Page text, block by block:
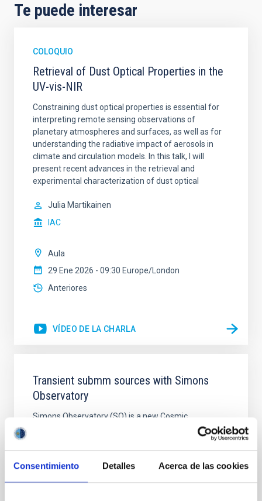
Consentimiento Detalles Acerca de las cookies
Te puede interesar
COLOQUIO
Retrieval of Dust Optical Properties in the
UV-vis-NIR
Constraining dust optical properties is essential for
interpreting remote sensing observations of
planetary atmospheres and surfaces, as well as for
understanding the radiative impact of aerosols in
climate and circulation models. In this talk, I will
present recent advances in the retrieval and
experimental characterization of dust optical
Julia Martikainen
IAC
Aula
29 Ene 2026 - 09:30 Europe/London
Anteriores
VÍDEO DE LA CHARLA
Transient submm sources with Simons
Observatory
Simons Observatory (SO) is a new Cosmic
Microwave Background telescope currently under
construction in the Atacama Desert, close to ALMA
and other recent CMB telescopes. It will have six
small aperture (42cm) telescopes (SATs), and one